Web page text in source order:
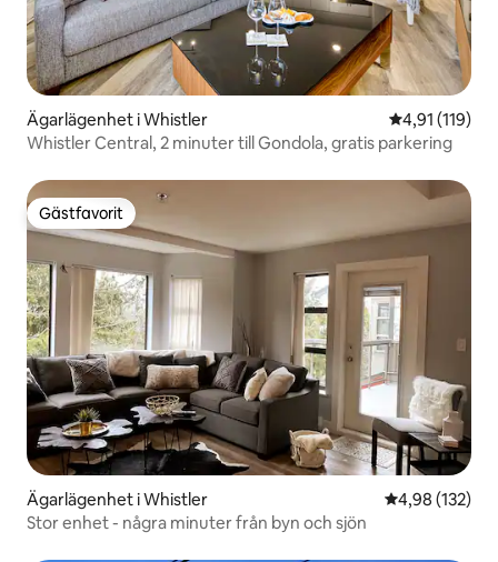
Ägarlägenhet i Whistler 4,91 av 5 i
4,91 (119)
Whistler Central, 2 minuter till Gondola, gratis parkering
Gästfavorit
Gästfavorit
Ägarlägenhet i Whistler 4,98 av 5 i
4,98 (132)
Stor enhet - några minuter från byn och sjön